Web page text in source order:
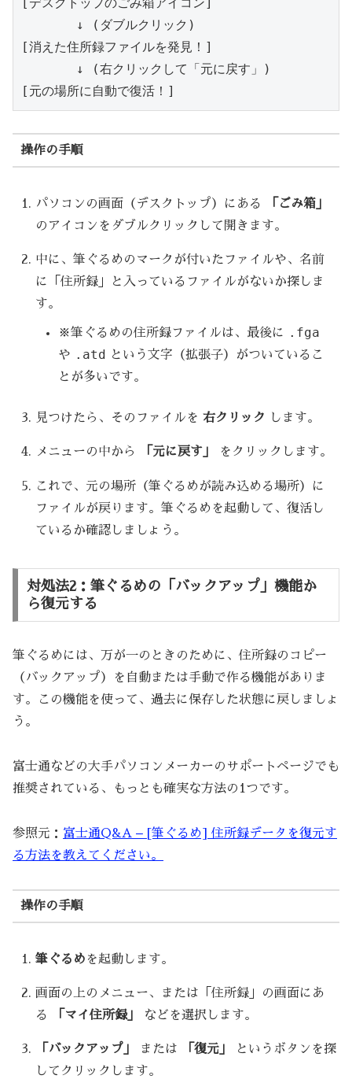
       ↓ (ダブルクリック)
[消えた住所録ファイルを発見！]
       ↓ (右クリックして「元に戻す」)
操作の手順
パソコンの画面（デスクトップ）にある
「ごみ箱」
のアイコンをダブルクリックして開きます。
中に、筆ぐるめのマークが付いたファイルや、名前
に「住所録」と入っているファイルがないか探しま
す。
※筆ぐるめの住所録ファイルは、最後に .fga
や .atd という文字（拡張子）がついているこ
とが多いです。
見つけたら、そのファイルを右クリック します。
メニューの中から 「元に戻す」 をクリックします。
これで、元の場所（筆ぐるめが読み込める場所）に
ファイルが戻ります。筆ぐるめを起動して、復活し
ているか確認しましょう。
対処法2：筆ぐるめの「バックアップ」機能か
ら復元する
筆ぐるめには、万が一のときのために、住所録のコピー
（バックアップ）を自動または手動で作る機能がありま
す。この機能を使って、過去に保存した状態に戻しましょ
う。
富士通などの大手パソコンメーカーのサポートページでも
推奨されている、もっとも確実な方法の1つです。
参照元： 富士通Q&A – [筆ぐるめ] 住所録データを復元す
る方法を教えてください。
操作の手順
筆ぐるめ を起動します。
画面の上のメニュー、または「住所録」の画面にあ
る
「マイ住所録」 などを選択します。
「バックアップ」 または 「復元」
というボタンを探
してクリックします。